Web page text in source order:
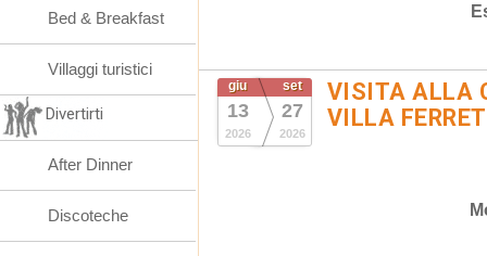
giu
13
2026
set
27
2026
VISITA ALLA
VILLA
Bed & Breakfast
Villaggi turistici
Divertirti
After Dinner
Discoteche